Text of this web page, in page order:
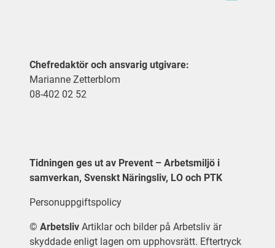
Chefredaktör och ansvarig utgivare:
Marianne Zetterblom
08-402 02 52
Tidningen ges ut av Prevent – Arbetsmiljö i
samverkan, Svenskt Näringsliv, LO och PTK
Personuppgiftspolicy
© Arbetsliv Artiklar och bilder på Arbetsliv är
skyddade enligt lagen om upphovsrätt. Eftertryck